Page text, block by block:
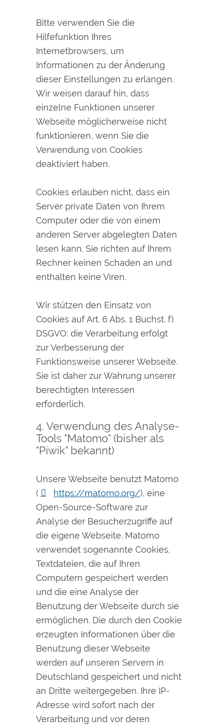
Bitte verwenden Sie die
Hilfefunktion Ihres
Internetbrowsers, um
Informationen zu der Änderung
dieser Einstellungen zu erlangen.
Wir weisen darauf hin, dass
einzelne Funktionen unserer
Webseite möglicherweise nicht
funktionieren, wenn Sie die
Verwendung von Cookies
deaktiviert haben.
Cookies erlauben nicht, dass ein
Server private Daten von Ihrem
Computer oder die von einem
anderen Server abgelegten Daten
lesen kann. Sie richten auf Ihrem
Rechner keinen Schaden an und
enthalten keine Viren.
Wir stützen den Einsatz von
Cookies auf Art. 6 Abs. 1 Buchst. f)
DSGVO: die Verarbeitung erfolgt
zur Verbesserung der
Funktionsweise unserer Webseite.
Sie ist daher zur Wahrung unserer
berechtigten Interessen
erforderlich.
4. Verwendung des Analyse-
Tools "Matomo" (bisher als
"Piwik" bekannt)
Unsere Webseite benutzt Matomo
(
https://matomo.org/), eine
Open-Source-Software zur
Analyse der Besucherzugriffe auf
die eigene Webseite. Matomo
verwendet sogenannte Cookies,
Textdateien, die auf Ihren
Computern gespeichert werden
und die eine Analyse der
Benutzung der Webseite durch sie
ermöglichen. Die durch den Cookie
erzeugten Informationen über die
Benutzung dieser Webseite
werden auf unseren Servern in
Deutschland gespeichert und nicht
an Dritte weitergegeben. Ihre IP-
Adresse wird sofort nach der
Verarbeitung und vor deren